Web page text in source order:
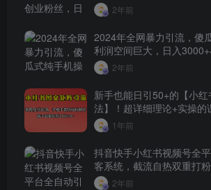
2年前
2024年全网暴力引流，傻
利润空间巨大，日入3000+
2年前
新手也能日引50+的【小
法】！超详细理论+实操的
1年前
抖音快手小红书视频号全
客系统，截流自热双重打
粉
2年前